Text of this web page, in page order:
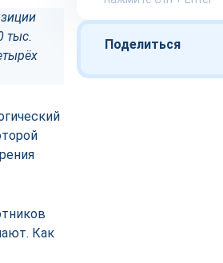
тыс.
Как
Поделиться